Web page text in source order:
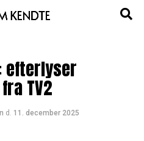
efterlyser
TV2
d. 11. december 2025